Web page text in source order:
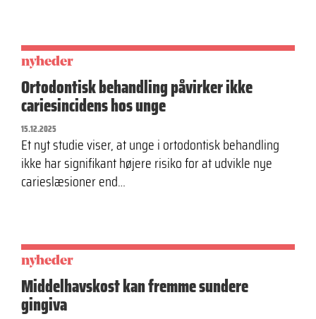
nyheder
Ortodontisk behandling påvirker ikke
cariesincidens hos unge
15.12.2025
Et nyt studie viser, at unge i ortodontisk behandling
ikke har signifikant højere risiko for at udvikle nye
carieslæsioner end…
nyheder
Middelhavskost kan fremme sundere
gingiva